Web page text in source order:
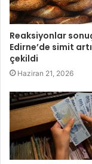
Reaksiyonlar
Edirne’de simit
çekildi
Haziran 21, 2026